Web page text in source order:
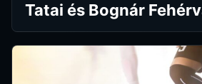
Tatai és Bognár